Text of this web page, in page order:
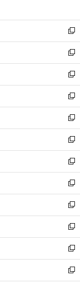
開
く
ウ
で
開
く
ン
ド
ウ
で
開
く
新
し
い
ウ
ィ
ン
ド
ウ
で
開
く
新
し
い
ウ
ィ
ン
ド
ウ
で
開
く
新
し
い
ウ
ィ
ン
ド
ウ
で
開
く
新
し
い
ウ
ィ
ン
ド
ウ
で
開
く
新
し
い
ウ
ィ
ン
ド
ウ
で
開
く
新
し
い
ウ
ィ
ン
ド
ウ
で
開
く
新
し
い
ウ
ィ
ン
ド
ウ
で
開
く
新
し
い
ウ
ィ
ン
ド
ウ
で
開
新
し
い
ウ
ィ
ン
ド
ウ
新
し
い
ウ
ィ
ン
新
し
い
ウ
新
し